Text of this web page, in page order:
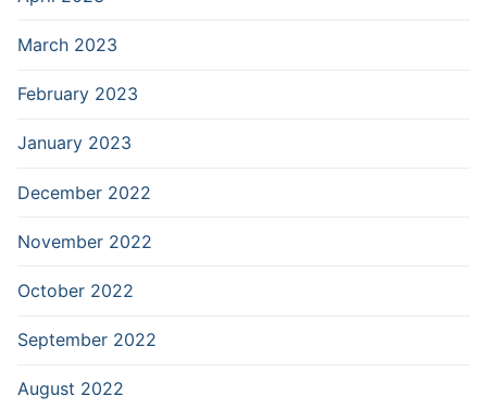
March 2023
February 2023
January 2023
December 2022
November 2022
October 2022
September 2022
August 2022